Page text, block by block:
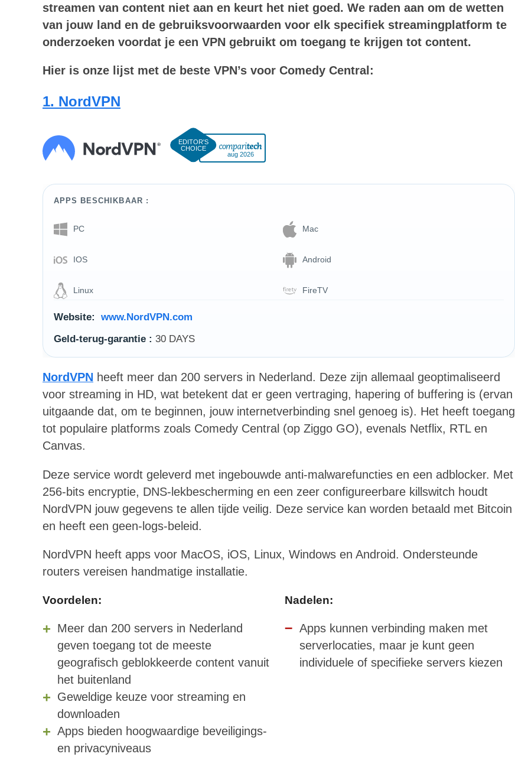
streamen van content niet aan en keurt het niet goed. We raden aan om de wetten
van jouw land en de gebruiksvoorwaarden voor elk specifiek streamingplatform te
onderzoeken voordat je een VPN gebruikt om toegang te krijgen tot content.
Hier is onze lijst met de beste VPN’s voor Comedy Central:
1. NordVPN
aug 2026
APPS BESCHIKBAAR :
PC Mac
IOS Android
Linux FireTV
Website:
www.NordVPN.com
Geld-terug-garantie : 30 DAYS
NordVPN heeft meer dan 200 servers in Nederland. Deze zijn allemaal geoptimaliseerd
voor streaming in HD, wat betekent dat er geen vertraging, hapering of buffering is (ervan
uitgaande dat, om te beginnen, jouw internetverbinding snel genoeg is). Het heeft toegang
tot populaire platforms zoals Comedy Central (op Ziggo GO), evenals Netflix, RTL en
Canvas.
Deze service wordt geleverd met ingebouwde anti-malwarefuncties en een adblocker. Met
256-bits encryptie, DNS-lekbescherming en een zeer configureerbare killswitch houdt
NordVPN jouw gegevens te allen tijde veilig. Deze service kan worden betaald met Bitcoin
en heeft een geen-logs-beleid.
NordVPN heeft apps voor MacOS, iOS, Linux, Windows en Android. Ondersteunde
routers vereisen handmatige installatie.
Voordelen:
Meer dan 200 servers in Nederland
geven toegang tot de meeste
geografisch geblokkeerde content vanuit
het buitenland
Geweldige keuze voor streaming en
downloaden
Apps bieden hoogwaardige beveiligings-
en privacyniveaus
Nadelen:
Apps kunnen verbinding maken met
serverlocaties, maar je kunt geen
individuele of specifieke servers kiezen